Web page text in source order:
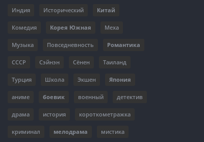
Индия Исторический Китай
Комедия Корея Южная Меха
Музыка Повседневность Романтика
СССР Сэйнэн Сёнен Таиланд
Турция Школа Экшен Япония
аниме боевик военный детектив
драма история короткометражка
криминал мелодрама мистика